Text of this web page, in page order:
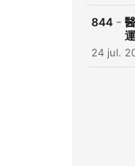
844 -
24 jul.